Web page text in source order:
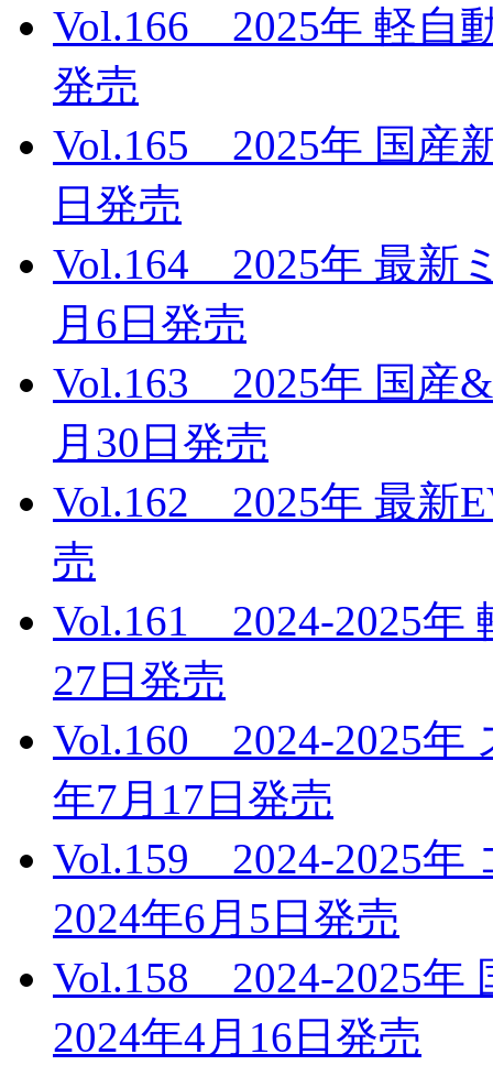
Vol.166 2025年 軽自
発売
Vol.165 2025年 国産
日発売
Vol.164 2025年 最新
月6日発売
Vol.163 2025年 国産
月30日発売
Vol.162 2025年 最新
売
Vol.161 2024-2025年
27日発売
Vol.160 2024-2025
年7月17日発売
Vol.159 2024-2025
2024年6月5日発売
Vol.158 2024-2025
2024年4月16日発売